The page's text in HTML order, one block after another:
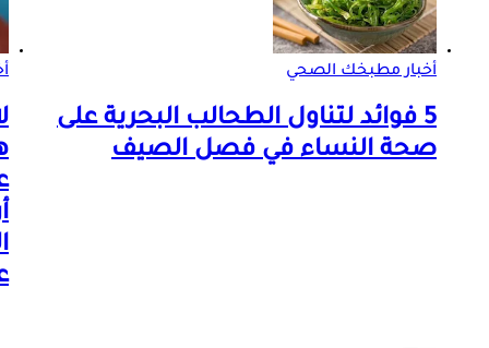
أخبار مطبخك الصحي
5 فوائد لتناول الطحالب البحرية على
صحة النساء في فصل الصيف